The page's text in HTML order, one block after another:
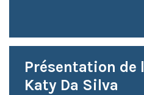
Présentation de
Katy Da Silva